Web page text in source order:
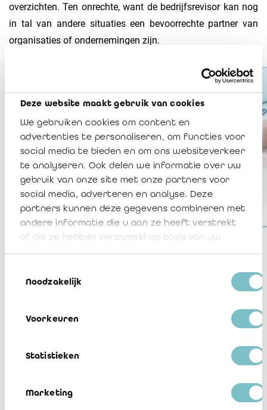
Deze website maakt gebruik van cookies
We gebruiken cookies om content en
advertenties te personaliseren, om functies voor
social media te bieden en om ons websiteverkeer
te analyseren. Ook delen we informatie over uw
gebruik van onze site met onze partners voor
social media, adverteren en analyse. Deze
partners kunnen deze gegevens combineren met
andere informatie die u aan ze heeft verstrekt
of die ze hebben verzameld op basis van uw
Noodzakelijk
Voorkeuren
Statistieken
Marketing
overzichten. Ten onrechte, want de bedrijfsrevisor kan nog
in tal van andere situaties een bevoorrechte partner van
organisaties of ondernemingen zijn.
opdrachten die een bedrijfsrevisor kan uitvoeren en wat u
meet af aan duidelijk te maken hoeveel zekerheid
(“assurance”) u bij de informatie (financiële of niet-